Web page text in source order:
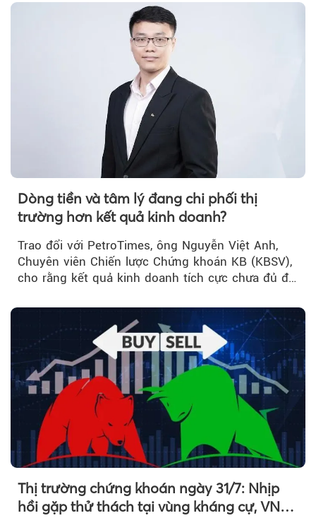
Dòng tiền và tâm lý đang chi phối thị
trường hơn kết quả kinh doanh?
Trao đổi với PetroTimes, ông Nguyễn Việt Anh,
Chuyên viên Chiến lược Chứng khoán KB (KBSV),
cho rằng kết quả kinh doanh tích cực chưa đủ để
Thị trường chứng khoán ngày 31/7: Nhịp
hồi gặp thử thách tại vùng kháng cự, VN